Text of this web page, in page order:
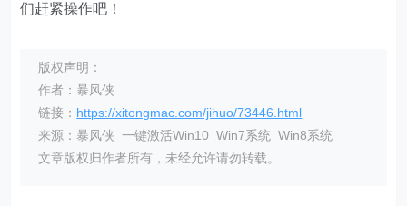
们赶紧操作吧！
版权声明：
作者：暴风侠
链接： https://xitongmac.com/jihuo/73446.html
来源：暴风侠_一键激活Win10_Win7系统_Win8系统
文章版权归作者所有，未经允许请勿转载。